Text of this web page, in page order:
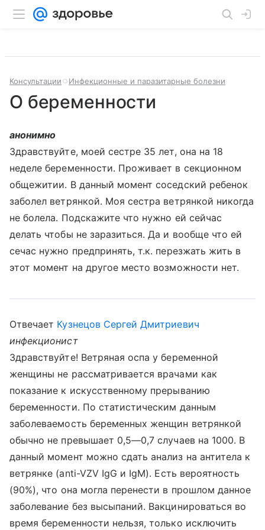
Консультации Инфекционные и паразитарные болезни
О беременности
анонимно
Здравствуйте, моей сестре 35 лет, она на 18
неделе беременности. Проживает в секционном
общежитии. В данный момент соседский ребенок
заболел ветрянкой. Моя сестра ветрянкой никогда
не болела. Подскажите что нужно ей сейчас
делать чтобы не заразиться. Да и вообще что ей
сечас нужно предпринять, т.к. перезжать жить в
этот момент на другое место возможности нет.
Отвечает Кузнецов Сергей Дмитриевич
инфекционист
Здравствуйте! Ветряная оспа у беременной
женщины не рассматривается врачами как
показание к искусственному прерыванию
беременности. По статистическим данным
заболеваемость беременных женщин ветрянкой
обычно не превышает 0,5—0,7 случаев на 1000. В
данный момент можно сдать анализ на антитела к
ветрянке (anti-VZV IgG и IgM). Есть вероятность
(90%), что она могла перенести в прошлом данное
заболевание без высыпаний. Вакцинироваться во
время беременности нельзя, только исключить